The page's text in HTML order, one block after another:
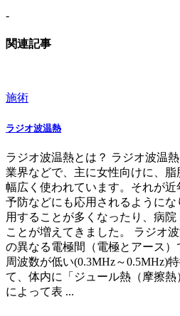
-
関連記事
施術
ラジオ波温熱
ラジオ波温熱とは？ ラジオ波温
業界などで、主に女性向けに、
幅広く使われています。それが
予防などにも応用されるように
用することが多くなったり、病
ことが増えてきました。 ラジオ
の異なる電極間（電極とアース）
周波数が低い(0.3MHz～0.5MHz)
て、体内に「ジュール熱（摩擦
によって表 ...